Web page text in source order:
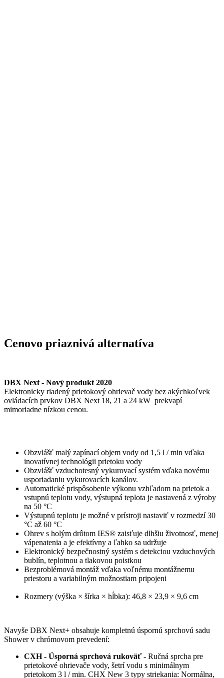
Cenovo priaznivá alternatíva
DBX Next - Nový produkt 2020
Elektronicky riadený prietokový ohrievač vody bez akýchkoľvek
ovládacích prvkov DBX Next 18, 21 a 24 kW prekvapí
mimoriadne nízkou cenou.
Obzvlášť malý zapínací objem vody od 1,5 l / min vďaka
inovatívnej technológii prietoku vody
Obzvlášť vzduchotesný vykurovací systém vďaka novému
usporiadaniu vykurovacích kanálov.
Automatické prispôsobenie výkonu vzhľadom na prietok a
vstupnú teplotu vody, výstupná teplota je nastavená z výroby
na 50 °C
Výstupnú teplotu je možné v prístroji nastaviť v rozmedzí 30
°C až 60 °C
Ohrev s holým drôtom IES® zaisťuje dlhšiu životnosť, menej
vápenatenia a je efektívny a ľahko sa udržuje
Elektronický bezpečnostný systém s detekciou vzduchových
bublín, teplotnou a tlakovou poistkou
Bezproblémová montáž vďaka voľnému montážnemu
priestoru a variabilným možnostiam pripojeni
Rozmery (výška × šírka × hĺbka): 46,8 × 23,9 × 9,6 cm
Navyše DBX Next+ obsahuje kompletnú úspornú sprchovú sadu
Shower v chrómovom prevedení:
CXH - Úsporná sprchová rukoväť- Ručná sprcha pre
prietokové ohrievače vody, šetrí vodu s minimálnym
prietokom 3 l / min. CHX New 3 typy striekania: Normálna,